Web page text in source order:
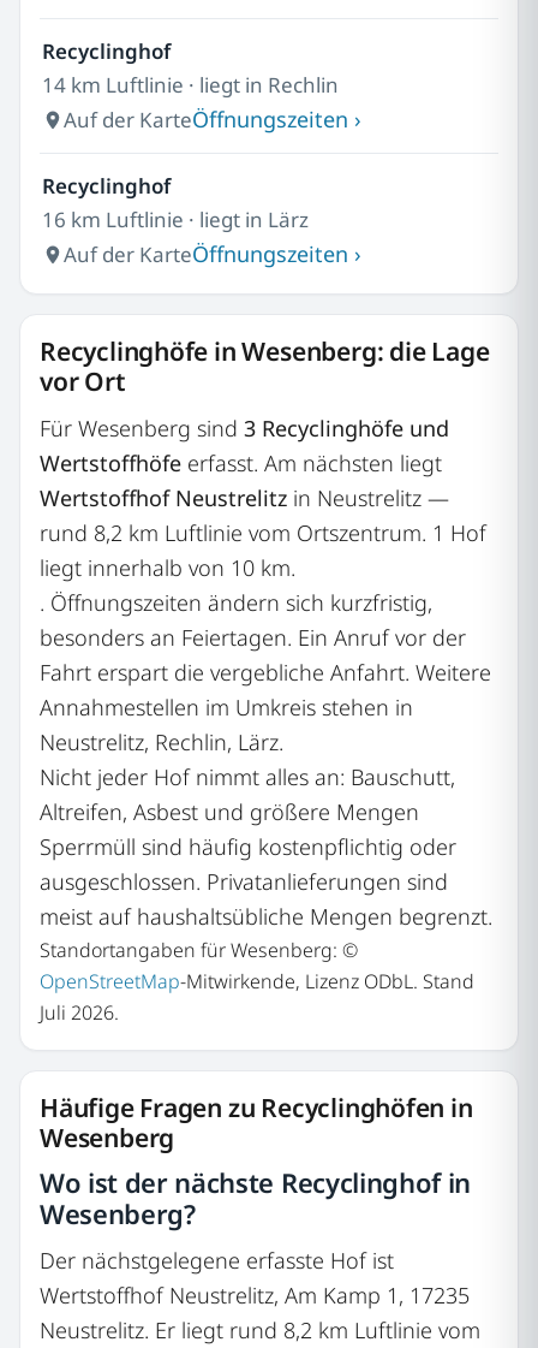
Recyclinghof
14 km Luftlinie · liegt in Rechlin
Auf der KarteÖffnungszeiten ›
Recyclinghof
16 km Luftlinie · liegt in Lärz
Auf der KarteÖffnungszeiten ›
Recyclinghöfe in Wesenberg: die Lage
vor Ort
Für Wesenberg sind 3 Recyclinghöfe und
Wertstoffhöfe erfasst. Am nächsten liegt
Wertstoffhof Neustrelitz in Neustrelitz —
rund 8,2 km Luftlinie vom Ortszentrum. 1 Hof
liegt innerhalb von 10 km.
. Öffnungszeiten ändern sich kurzfristig,
besonders an Feiertagen. Ein Anruf vor der
Fahrt erspart die vergebliche Anfahrt. Weitere
Annahmestellen im Umkreis stehen in
Neustrelitz, Rechlin, Lärz.
Nicht jeder Hof nimmt alles an: Bauschutt,
Altreifen, Asbest und größere Mengen
Sperrmüll sind häufig kostenpflichtig oder
ausgeschlossen. Privatanlieferungen sind
meist auf haushaltsübliche Mengen begrenzt.
Standortangaben für Wesenberg: ©
OpenStreetMap-Mitwirkende, Lizenz ODbL. Stand
Juli 2026.
Häufige Fragen zu Recyclinghöfen in
Wesenberg
Wo ist der nächste Recyclinghof in
Wesenberg?
Der nächstgelegene erfasste Hof ist
Wertstoffhof Neustrelitz, Am Kamp 1, 17235
Neustrelitz. Er liegt rund 8,2 km Luftlinie vom